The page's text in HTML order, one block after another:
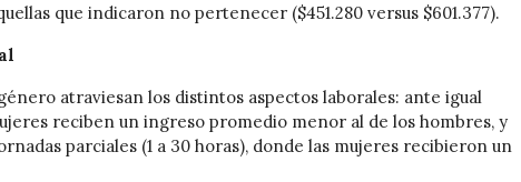
que indicaron no pertenecer ($451.280 versus $601.377).
atraviesan los distintos aspectos laborales: ante igual
reciben un ingreso promedio menor al de los hombres, y
parciales (1 a 30 horas), donde las mujeres recibieron un